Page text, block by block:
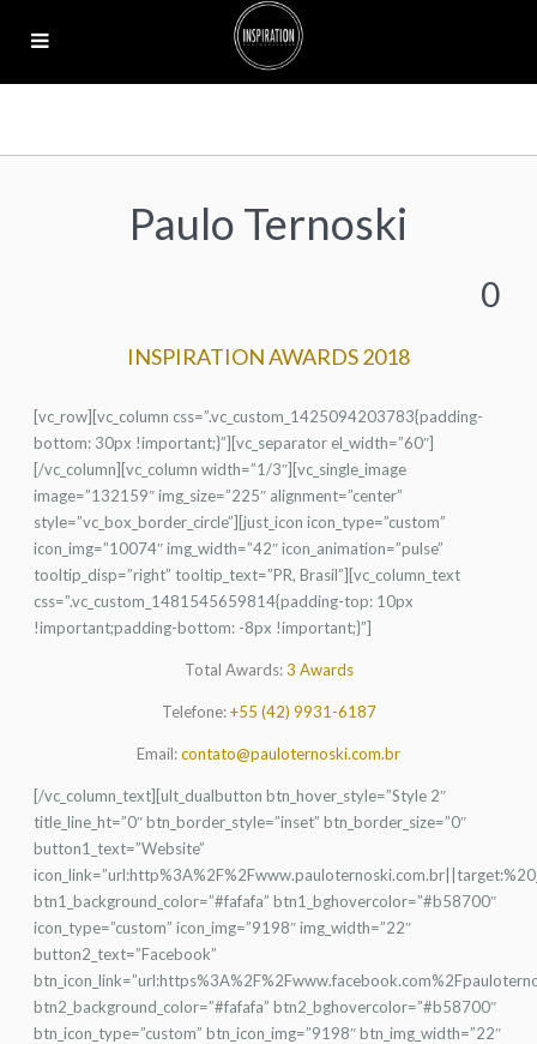
Paulo Ternoski
0
INSPIRATION AWARDS 2018
[vc_row][vc_column css=”.vc_custom_1425094203783{padding-
bottom: 30px !important;}”][vc_separator el_width=”60″]
[/vc_column][vc_column width=”1/3″][vc_single_image
image=”132159″ img_size=”225″ alignment=”center”
style=”vc_box_border_circle”][just_icon icon_type=”custom”
icon_img=”10074″ img_width=”42″ icon_animation=”pulse”
tooltip_disp=”right” tooltip_text=”PR, Brasil”][vc_column_text
css=”.vc_custom_1481545659814{padding-top: 10px
!important;padding-bottom: -8px !important;}”]
Total Awards:3 Awards
Telefone:+55 (42) 9931-6187
Email:contato@pauloternoski.com.br
[/vc_column_text][ult_dualbutton btn_hover_style=”Style 2″
title_line_ht=”0″ btn_border_style=”inset” btn_border_size=”0″
button1_text=”Website”
btn1_background_color=”#fafafa” btn1_bghovercolor=”#b58700″
icon_type=”custom” icon_img=”9198″ img_width=”22″
button2_text=”Facebook”
btn2_background_color=”#fafafa” btn2_bghovercolor=”#b58700″
btn_icon_type=”custom” btn_icon_img=”9198″ btn_img_width=”22″